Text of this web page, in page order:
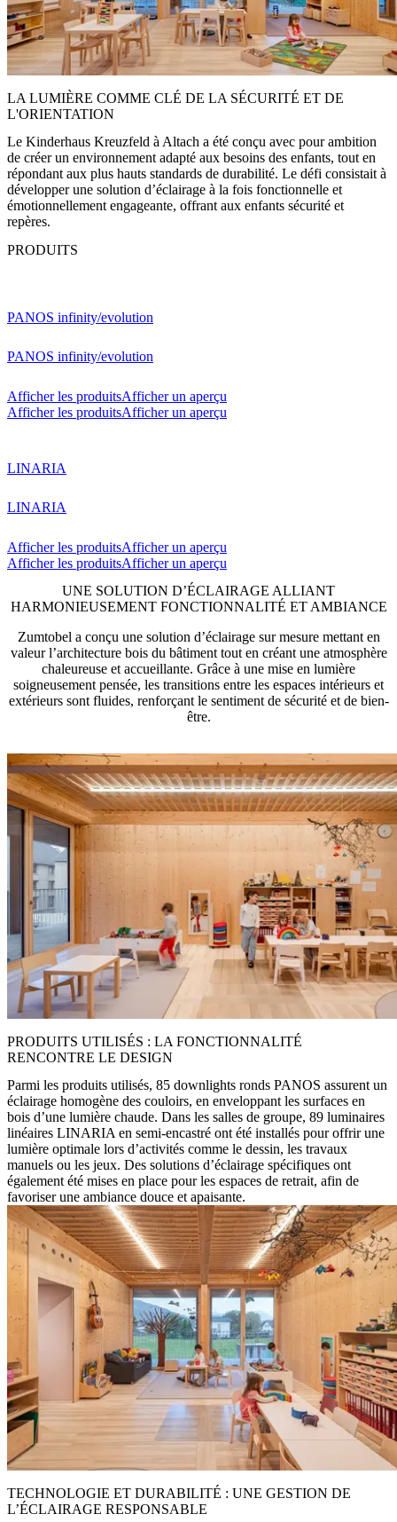
LA LUMIÈRE COMME CLÉ DE LA SÉCURITÉ ET DE
L'ORIENTATION
Le Kinderhaus Kreuzfeld à Altach a été conçu avec pour ambition
de créer un environnement adapté aux besoins des enfants, tout en
répondant aux plus hauts standards de durabilité. Le défi consistait à
développer une solution d’éclairage à la fois fonctionnelle et
émotionnellement engageante, offrant aux enfants sécurité et
repères.
PRODUITS
PANOS infinity/evolution
PANOS infinity/evolution
Afficher les produitsAfficher un aperçu
Afficher les produitsAfficher un aperçu
LINARIA
LINARIA
Afficher les produitsAfficher un aperçu
Afficher les produitsAfficher un aperçu
UNE SOLUTION D’ÉCLAIRAGE ALLIANT
HARMONIEUSEMENT FONCTIONNALITÉ ET AMBIANCE
Zumtobel a conçu une solution d’éclairage sur mesure mettant en
valeur l’architecture bois du bâtiment tout en créant une atmosphère
chaleureuse et accueillante. Grâce à une mise en lumière
soigneusement pensée, les transitions entre les espaces intérieurs et
extérieurs sont fluides, renforçant le sentiment de sécurité et de bien-
être.
PRODUITS UTILISÉS : LA FONCTIONNALITÉ
RENCONTRE LE DESIGN
Parmi les produits utilisés, 85 downlights ronds PANOS assurent un
éclairage homogène des couloirs, en enveloppant les surfaces en
bois d’une lumière chaude. Dans les salles de groupe, 89 luminaires
linéaires LINARIA en semi-encastré ont été installés pour offrir une
lumière optimale lors d’activités comme le dessin, les travaux
manuels ou les jeux. Des solutions d’éclairage spécifiques ont
également été mises en place pour les espaces de retrait, afin de
favoriser une ambiance douce et apaisante.
TECHNOLOGIE ET DURABILITÉ : UNE GESTION DE
L’ÉCLAIRAGE RESPONSABLE